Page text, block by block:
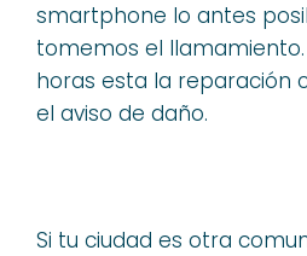
smartphone lo antes
tomemos el llamamiento.
horas esta la reparación
el aviso de daño.
Si tu ciudad es otra